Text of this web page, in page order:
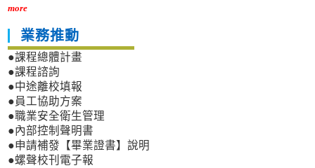
more
業務推動
●課程總體計畫
●課程諮詢
●中途離校填報
●員工協助方案
●職業安全衛生管理
●內部控制聲明書
●申請補發【畢業證書】說明
●螺聲校刊電子報